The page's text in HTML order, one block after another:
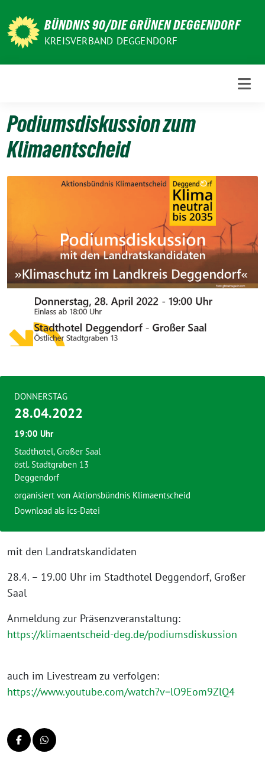
zum
Inhalt
BÜNDNIS 90/DIE GRÜNEN DEGGENDORF
KREISVERBAND DEGGENDORF
Podiumsdiskussion zum
Klimaentscheid
mit den Landratskandidaten
28.4. – 19.00 Uhr im Stadthotel Deggendorf, Großer
Saal
Anmeldung zur Präsenzveranstaltung:
https://klimaentscheid-deg.de/podiumsdiskussion
auch im Livestream zu verfolgen:
https://www.youtube.com/watch?v=lO9Eom9ZlQ4
DONNERSTAG
28.04.2022
19:00 Uhr
Stadthotel, Großer Saal
östl. Stadtgraben 13
Deggendorf
organisiert von Aktionsbündnis Klimaentscheid
Download als ics-Datei